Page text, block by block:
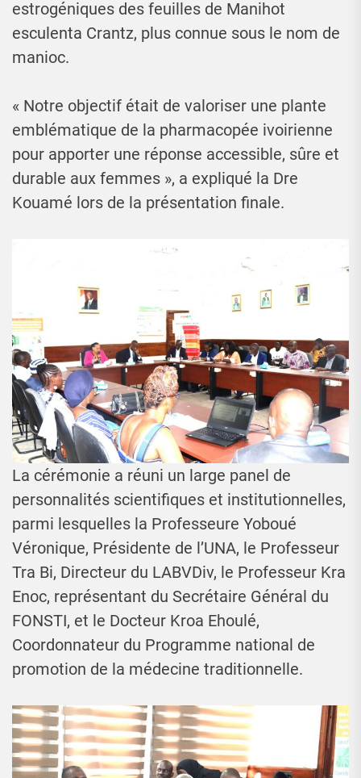
estrogéniques des feuilles de Manihot
esculenta Crantz, plus connue sous le nom de
manioc.
« Notre objectif était de valoriser une plante
emblématique de la pharmacopée ivoirienne
pour apporter une réponse accessible, sûre et
durable aux femmes », a expliqué la Dre
Kouamé lors de la présentation finale.
La cérémonie a réuni un large panel de
personnalités scientifiques et institutionnelles,
parmi lesquelles la Professeure Yoboué
Véronique, Présidente de l’UNA, le Professeur
Tra Bi, Directeur du LABVDiv, le Professeur Kra
Enoc, représentant du Secrétaire Général du
FONSTI, et le Docteur Kroa Ehoulé,
Coordonnateur du Programme national de
promotion de la médecine traditionnelle.